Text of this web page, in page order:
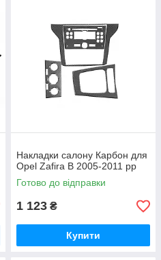
Накладки салону Карбон для
Opel Zafira B 2005-2011 рр
Готово до відправки
1 123 ₴
Купити